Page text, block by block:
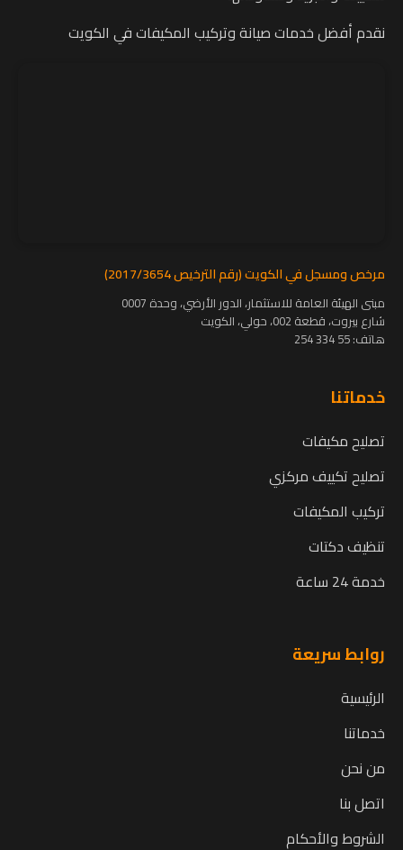
نقدم أفضل خدمات صيانة وتركيب المكيفات في الكويت
مرخص ومسجل في الكويت (رقم الترخيص 2017/3654)
مبنى الهيئة العامة للاستثمار، الدور الأرضي، وحدة 0007
شارع بيروت، قطعة 002، حولي، الكويت
هاتف:55 334 254
خدماتنا
تصليح مكيفات
تصليح تكييف مركزي
تركيب المكيفات
تنظيف دكتات
خدمة 24 ساعة
روابط سريعة
الرئيسية
خدماتنا
من نحن
اتصل بنا
الشروط والأحكام